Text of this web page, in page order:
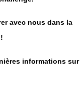
avec nous dans la
informations sur